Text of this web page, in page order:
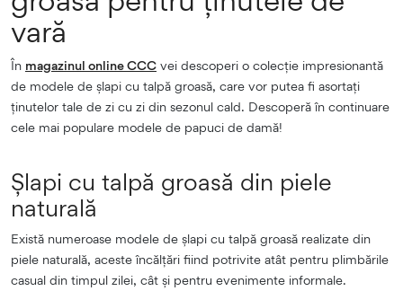
vară
În magazinul online CCC vei descoperi o colecție impresionantă
de modele de șlapi cu talpă groasă, care vor putea fi asortați
ținutelor tale de zi cu zi din sezonul cald. Descoperă în continuare
cele mai populare modele de papuci de damă!
Șlapi cu talpă groasă din piele
naturală
Există numeroase modele de șlapi cu talpă groasă realizate din
piele naturală, aceste încălțări fiind potrivite atât pentru plimbările
casual din timpul zilei, cât și pentru evenimente informale.